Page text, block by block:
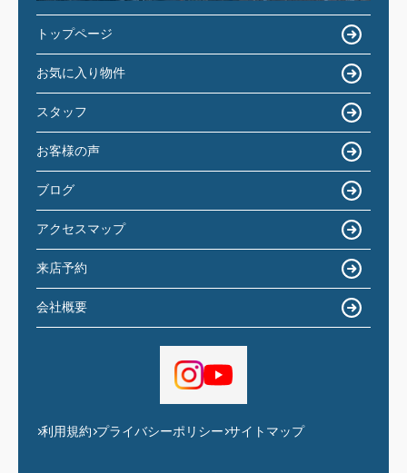
トップページ
お気に入り物件
スタッフ
お客様の声
ブログ
アクセスマップ
来店予約
会社概要
利用規約 プライバシーポリシー サイトマップ